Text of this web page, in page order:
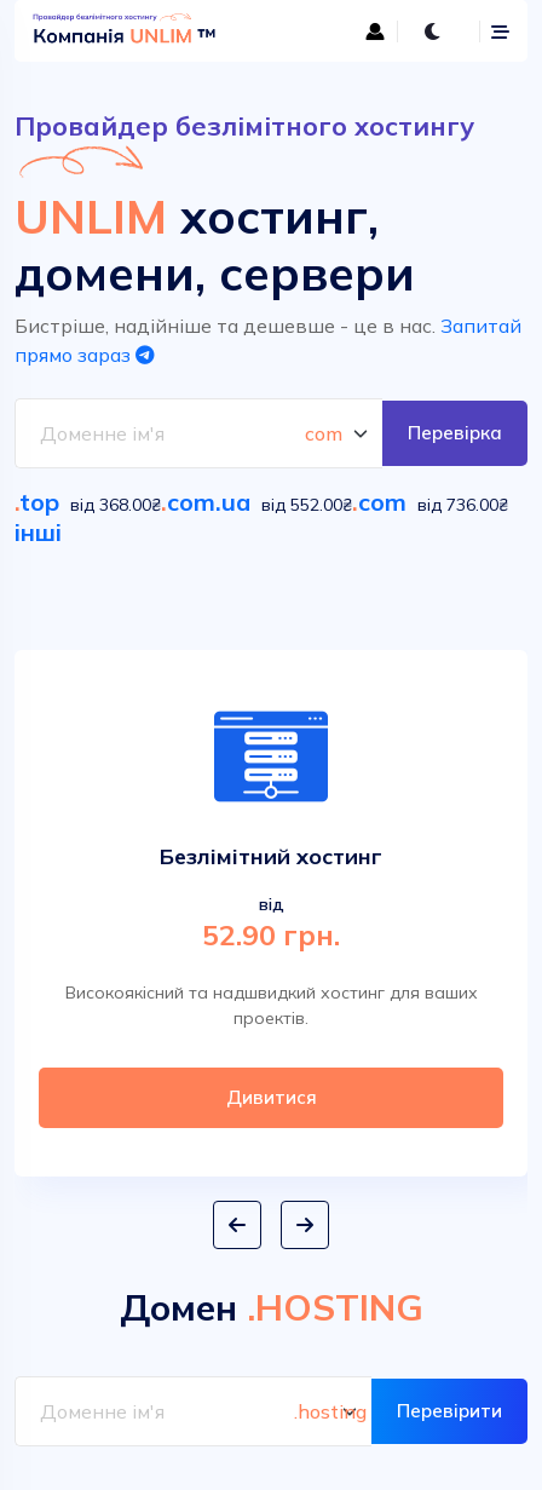
Провайдер безлімітного хостингу
UNLIM хостинг,
домени, сервери
Бистріше, надійніше та дешевше - це в нас. Запитай
прямо зараз
Перевірка
.top від 368.00₴.com.ua від 552.00₴.com від 736.00₴
інші
Безлімітний хостинг
від
52.90 грн.
Високоякісний та надшвидкий хостинг для ваших
проектів.
Дивитися
Домен .HOSTING
Перевірити